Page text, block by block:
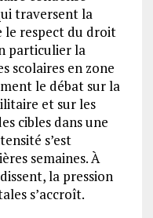
traversent la
le respect du droit
particulier la
scolaires en zone
le débat sur la
et sur les
cibles dans une
s’est
semaines. À
la pression
s’accroît.